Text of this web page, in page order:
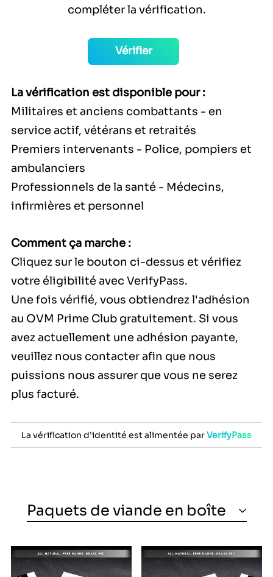
compléter la vérification.
Vérifier
La vérification est disponible pour :
Militaires et anciens combattants - en
service actif, vétérans et retraités
Premiers intervenants - Police, pompiers et
ambulanciers
Professionnels de la santé - Médecins,
infirmières et personnel
Comment ça marche :
Cliquez sur le bouton ci-dessus et vérifiez
votre éligibilité avec VerifyPass.
Une fois vérifié, vous obtiendrez l'adhésion
au OVM Prime Club gratuitement. Si vous
avez actuellement une adhésion payante,
veuillez nous contacter afin que nous
puissions nous assurer que vous ne serez
plus facturé.
La vérification d'identité est alimentée parVerifyPass
Paquets de viande en boîte